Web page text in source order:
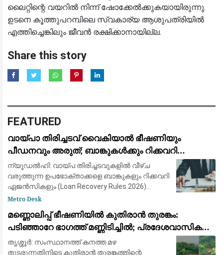
ലൈറ്റിന്റെ വയറിൽ നിന്ന് ഷോക്കേൽക്കുകയായിരുന്നു.
ഉടനെ കൂത്തുപറമ്പിലെ സ്വകാര്യ ആശുപത്രിയിൽ
എത്തിച്ചെങ്കിലും ജീവൻ രക്ഷിക്കാനായില്ല.
Share this story
FEATURED
വായ്പാ തിരിച്ചടവ് വൈകിയാൽ ഭീഷണിയും
പീഡനവും അരുത്; ബാങ്കുകൾക്കും റിക്കവറി
ഏജൻസികൾക്കും കർശന നിയന്ത്രണങ്ങളുമായി
ആർ.ബി.ഐ
ന്യൂഡൽഹി: വായ്പ തിരിച്ചടവുകളിൽ വീഴ്ച
വരുത്തുന്ന ഉപഭോക്താക്കളെ ബാങ്കുകളും റിക്കവറി
ഏജൻസികളും (Loan Recovery Rules 2026)
മാനസികമായി പീഡിപ്പിക്കുന്നതും
മാർഗ്ഗനിർദ്
Metro Desk
മണ്ണൊലിപ്പ് ഭീഷണിയിൽ കുതിരാൻ തുരങ്കം:
പടിഞ്ഞാറേ ഭാഗത്ത് മണ്ണിടിച്ചിൽ; പ്രദേശവാസികളും
യാത്രക്കാരും ആശങ്കയിൽ
തൃശ്ശൂർ: സംസ്ഥാനത്ത് കനത്ത മഴ
തുടരുന്നതിനിടെ കുതിരാൻ തുരങ്കത്തിന്റെ